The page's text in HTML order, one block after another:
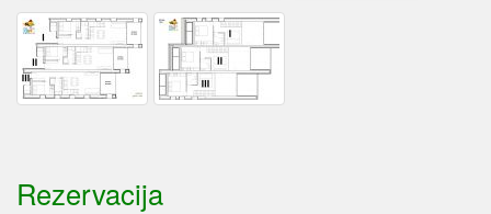
Rezervacija